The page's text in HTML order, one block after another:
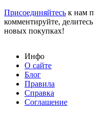
Присоединяйтесь к нам
комментируйте,
новых покупках!
Инфо
О сайте
Блог
Правила
Справка
Соглашение